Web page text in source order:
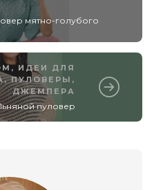
мятно-голубого
, ИДЕИ ДЛЯ
ПУЛОВЕРЫ,
ДЖЕМПЕРА
пуловер